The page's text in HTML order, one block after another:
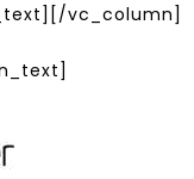
vc_column]